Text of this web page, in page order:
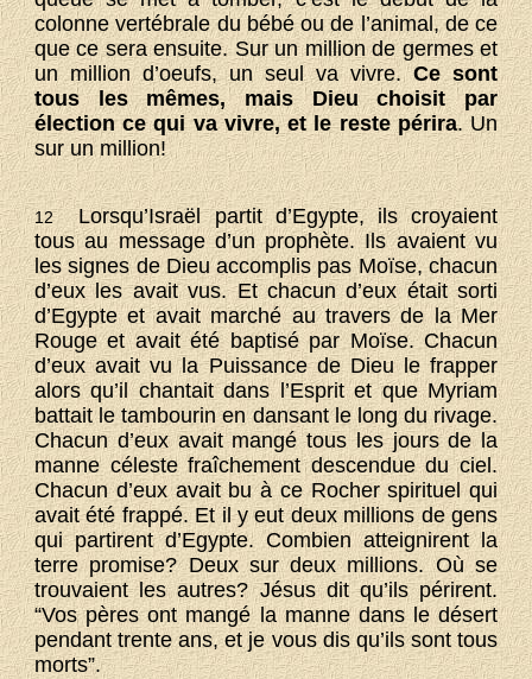
colonne vertébrale du bébé ou de l’animal, de ce
que ce sera ensuite. Sur un million de germes et
un million d’oeufs, un seul va vivre.Ce sont
tous les mêmes, mais Dieu choisit par
élection ce qui va vivre, et le reste périra. Un
sur un million!
12Lorsqu’Israël partit d’Egypte, ils croyaient
tous au message d’un prophète. Ils avaient vu
les signes de Dieu accomplis pas Moïse, chacun
d’eux les avait vus. Et chacun d’eux était sorti
d’Egypte et avait marché au travers de la Mer
Rouge et avait été baptisé par Moïse. Chacun
d’eux avait vu la Puissance de Dieu le frapper
alors qu’il chantait dans l’Esprit et que Myriam
battait le tambourin en dansant le long du rivage.
Chacun d’eux avait mangé tous les jours de la
manne céleste fraîchement descendue du ciel.
Chacun d’eux avait bu à ce Rocher spirituel qui
avait été frappé. Et il y eut deux millions de gens
qui partirent d’Egypte. Combien atteignirent la
terre promise? Deux sur deux millions. Où se
trouvaient les autres? Jésus dit qu’ils périrent.
“Vos pères ont mangé la manne dans le désert
pendant trente ans, et je vous dis qu’ils sont tous
morts”.